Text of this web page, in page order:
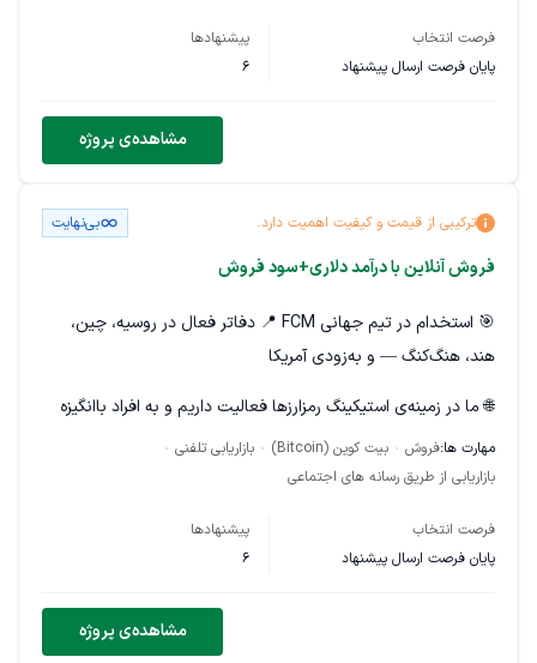
فرصت انتخاب
پایان فرصت ارسال پیشنهاد
پیشنهادها
6
مشاهده‌ی پروژه
ترکیبی از قیمت و کیفیت اهمیت دارد. بی‌نهایت
فروش آنلاین با درآمد دلاری+سود فروش
🎯 استخدام در تیم جهانی FCM 📍 دفاتر فعال در روسیه، چین،
هند، هنگ‌کنگ — و به‌زودی آمریکا
🌐 ما در زمینه‌ی استیکینگ رمزارزها فعالیت داریم و به افراد باانگیزه
برای جذب سرمایه‌گذار یا معرفی مشتری نیاز داریم!
فروش 🔹 مناسب بلاگرها، اینفلوئنسرها، بازاریاب‌ها و افرادی که دنبال
💰 درآمد از ۳۰ میلیون تومان در ماه شروع میشه و به‌راحتی می‌تونه
مهارت ها:فروش بیت کوین (Bitcoin)
بازاریابی تلفنی
بازاریابی از طریق رسانه های اجتماعی
فرصت انتخاب
پایان فرصت ارسال پیشنهاد
پیشنهادها
6
مشاهده‌ی پروژه